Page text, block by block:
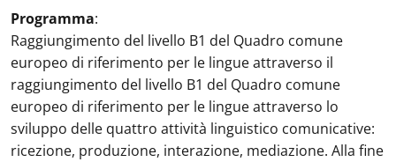
Programma:
Raggiungimento del livello B1 del Quadro comune
europeo di riferimento per le lingue attraverso il
raggiungimento del livello B1 del Quadro comune
europeo di riferimento per le lingue attraverso lo
sviluppo delle quattro attività linguistico comunicative:
ricezione, produzione, interazione, mediazione. Alla fine